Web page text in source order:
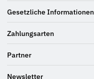
Gesetzliche Informationen
Zahlungsarten
Partner
Newsletter